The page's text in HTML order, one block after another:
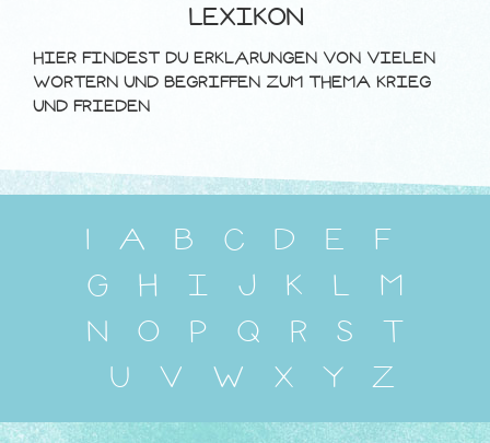
LEXIKON
HIER FINDEST DU ERKLÄRUNGEN VON VIELEN
WÖRTERN UND BEGRIFFEN ZUM THEMA KRIEG
UND FRIEDEN
1 A B C D E
F
G
H I J K L
M
N
O P Q R S
T
U
V W X Y Z